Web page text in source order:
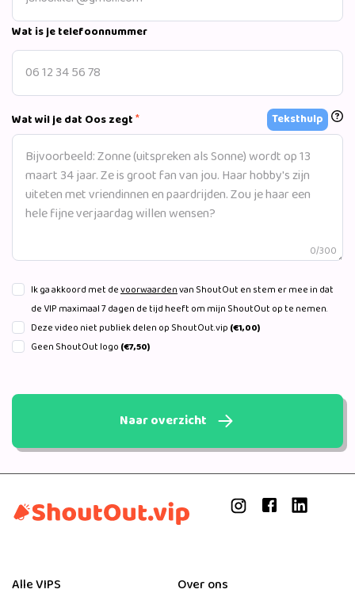
Wat is je telefoonnummer
Wat wil je dat Oos zegt* Teksthulp
0/300
Ik ga akkoord met devoorwaardenvan ShoutOut en stem er mee in dat
de VIP maximaal 7 dagen de tijd heeft om mijn ShoutOut op te nemen.
Deze video niet publiek delen op ShoutOut.vip (€1,00)
Geen ShoutOut logo (€7,50)
Naar overzicht
Alle VIPS
Over ons